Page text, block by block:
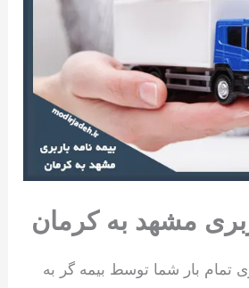
مشهد به کرمان
تمام بار شما توسط بیمه گر به